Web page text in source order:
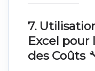
7.
Excel pour
des Coûts